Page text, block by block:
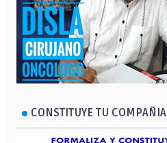
CONSTITUYE TU COMPAÑIA